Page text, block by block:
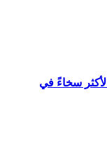
الأكثر سخاءً في